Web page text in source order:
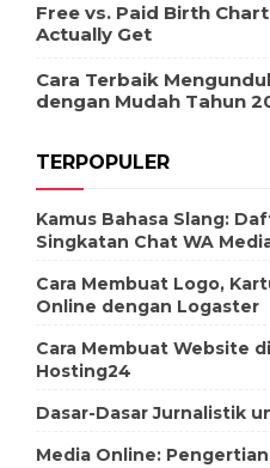
Free vs. Paid Birth
Actually Get
Cara Terbaik
dengan Mudah Tahun
TERPOPULER
Kamus Bahasa Slang:
Singkatan Chat WA
Cara Membuat Logo,
Online dengan Logaster
Cara Membuat Website
Hosting24
Dasar-Dasar Jurnalistik
Media Online: